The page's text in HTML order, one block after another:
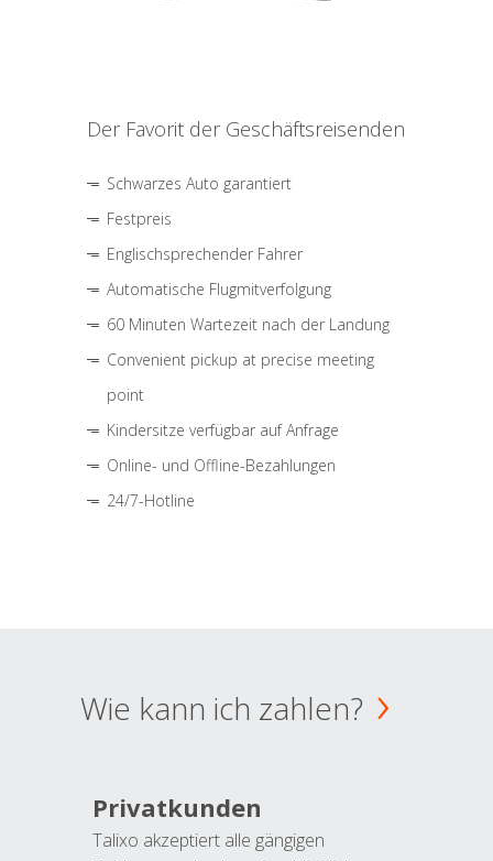
Der Favorit der Geschäftsreisenden
Schwarzes Auto garantiert
Festpreis
Englischsprechender Fahrer
Automatische Flugmitverfolgung
60 Minuten Wartezeit nach der Landung
Convenient pickup at precise meeting
point
Kindersitze verfügbar auf Anfrage
Online- und Offline-Bezahlungen
24/7-Hotline
Wie kann ich zahlen?
Privatkunden
Talixo akzeptiert alle gängigen